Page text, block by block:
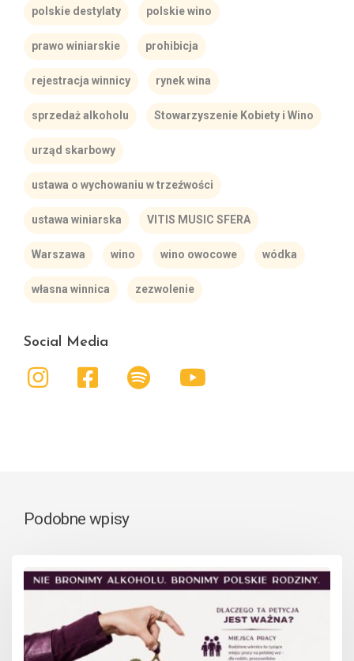
polskie destylaty polskie wino
prawo winiarskie prohibicja
rejestracja winnicy rynek wina
sprzedaż alkoholu Stowarzyszenie Kobiety i Wino
urząd skarbowy
ustawa o wychowaniu w trzeźwości
ustawa winiarska VITIS MUSIC SFERA
Warszawa wino wino owocowe wódka
własna winnica zezwolenie
Social Media
Podobne wpisy